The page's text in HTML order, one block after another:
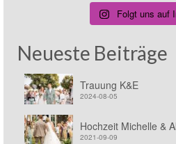
Folgt uns auf
Neueste Beiträge
Trauung K&E
2024-08-05
Hochzeit Michelle &
2021-09-09